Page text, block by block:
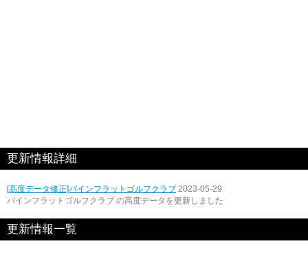
更新情報詳細
[高度データ修正]パインフラットゴルフクラブ 2023-05-29
パインフラットゴルフクラブ の高度データを更新しました
更新情報一覧